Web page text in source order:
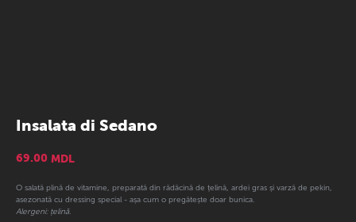
Insalata di Sedano
69.00 MDL
O salată plină de vitamine, preparată din rădăcină de țelină, ardei gras și varză de pekin,
asezonată cu dressing special - așa cum o pregătește doar bunica.
Alergeni: țelină.